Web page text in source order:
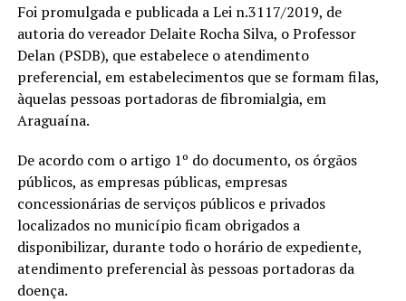
Foi promulgada e publicada a Lei n.3117/2019, de
autoria do vereador Delaite Rocha Silva, o Professor
Delan (PSDB), que estabelece o atendimento
preferencial, em estabelecimentos que se formam filas,
àquelas pessoas portadoras de fibromialgia, em
Araguaína.
De acordo com o artigo 1º do documento, os órgãos
públicos, as empresas públicas, empresas
concessionárias de serviços públicos e privados
localizados no município ficam obrigados a
disponibilizar, durante todo o horário de expediente,
atendimento preferencial às pessoas portadoras da
doença.